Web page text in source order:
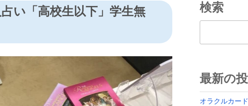
い「高校生以下」学生無
検索
最新の
オラクルカー